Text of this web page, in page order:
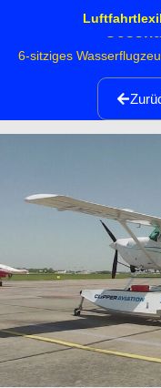
6-sitziges